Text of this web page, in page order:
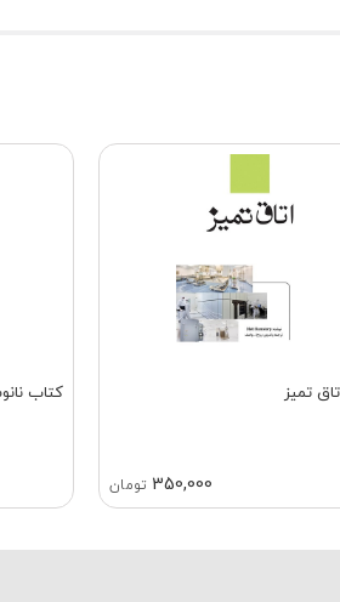
تمیز
350,000 تومان
کتاب